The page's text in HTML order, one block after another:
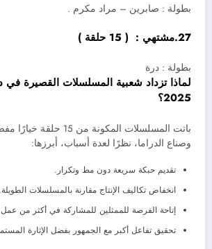
بطولة : صابرين – مراد مكرم .
27.مشتهي : ( 15 حلقة )
بطولة : درة
لماذا تزداد شعبية المسلسلات القصيرة في
2025؟
باتت المسلسلات المكونة من
وصناع الدراما، نظرًا لعدة أسباب، أبرزها:
تقديم حبكة سريعة دون مط وتكرار.
انخفاض تكاليف الإنتاج مقارنة بالمسلسلات الطويلة.
إتاحة الفرصة للممثلين للمشاركة في أكثر من
تحقيق تفاعل أكبر مع الجمهور بفضل الإثارة